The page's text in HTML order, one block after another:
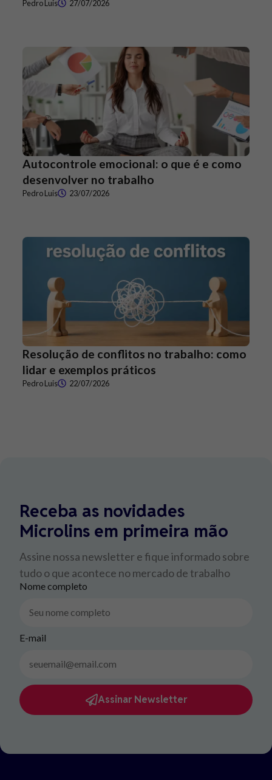
Pedro Luis 27/07/2026
Autocontrole emocional: o que é e como
desenvolver no trabalho
Pedro Luis 23/07/2026
Resolução de conflitos no trabalho: como
lidar e exemplos práticos
Pedro Luis 22/07/2026
Receba as novidades
Microlins em primeira mão
Assine nossa newsletter e fique informado sobre
tudo o que acontece no mercado de trabalho
Nome completo
E-mail
Assinar Newsletter